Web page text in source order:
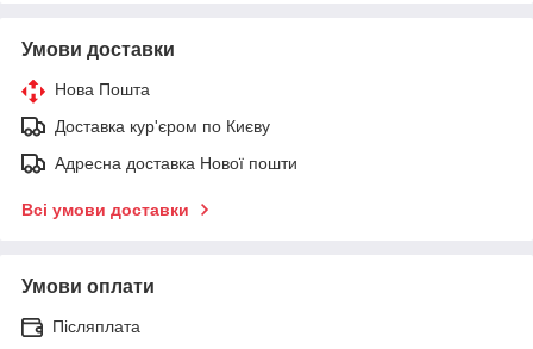
Умови доставки
Нова Пошта
Доставка кур'єром по Києву
Адресна доставка Нової пошти
Всі умови доставки
Умови оплати
Післяплата